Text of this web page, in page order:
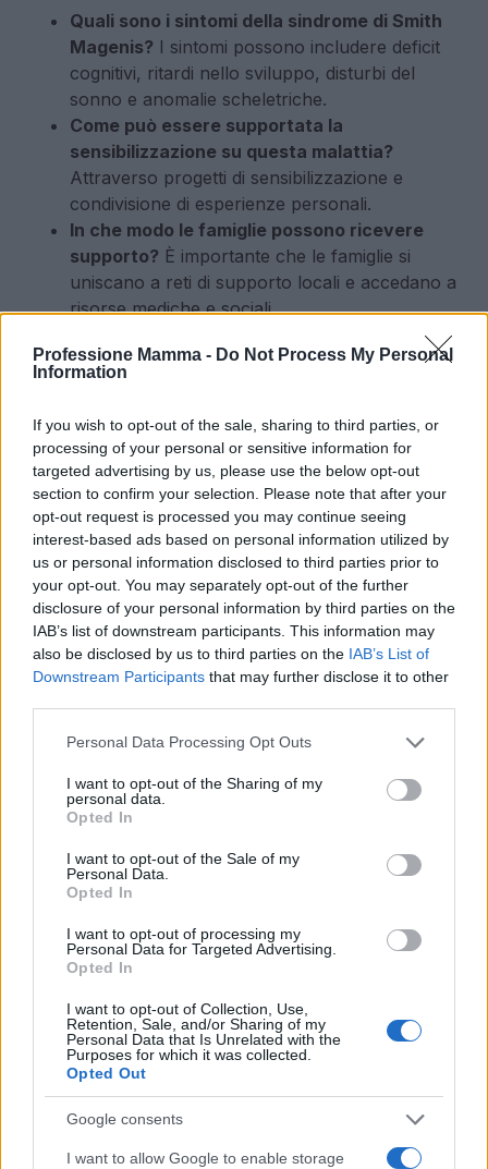
Professione Mamma - Do Not Process My Personal
Information
If you wish to opt-out of the sale, sharing to third parties, or
processing of your personal or sensitive information for
targeted advertising by us, please use the below opt-out
section to confirm your selection. Please note that after your
opt-out request is processed you may continue seeing
interest-based ads based on personal information utilized by
us or personal information disclosed to third parties prior to
your opt-out. You may separately opt-out of the further
disclosure of your personal information by third parties on the
IAB’s list of downstream participants. This information may
also be disclosed by us to third parties on the IAB’s List of
Downstream Participants that may further disclose it to other
Please note that this website/app uses one or more Google
not limited to your visit or usage behaviour. You may click to
grant or deny consent to Google and its third-party tags to
use your data for below specified purposes in below Google
consent section.
Personal Data Processing Opt Outs
I want to opt-out of the Sharing of my
personal data.
Opted In
I want to opt-out of the Sale of my
Personal Data.
Opted In
I want to opt-out of processing my
Personal Data for Targeted Advertising.
Opted In
I want to opt-out of Collection, Use,
Retention, Sale, and/or Sharing of my
Personal Data that Is Unrelated with the
Purposes for which it was collected.
Opted Out
Google consents
I want to allow Google to enable storage
Quali sono i sintomi della sindrome di Smith
Magenis? I sintomi possono includere deficit
cognitivi, ritardi nello sviluppo, disturbi del
sonno e anomalie scheletriche.
Come può essere supportata la
sensibilizzazione su questa malattia?
Attraverso progetti di sensibilizzazione e
condivisione di esperienze personali.
In che modo le famiglie possono ricevere
supporto? È importante che le famiglie si
uniscano a reti di supporto locali e accedano a
risorse mediche e sociali.
La storia di Davide e il suo progetto rappresentano
necessità di una maggiore attenzione verso le
malattie rare e le persone che ne sono affette. La
sensibilizzazione e il supporto comunitario possono
contribuire a migliorare le condizioni di vita delle
famiglie e a garantire che ogni individuo riceva
l’aiuto di cui ha bisogno.
AUTORE
AiAdhubMedia